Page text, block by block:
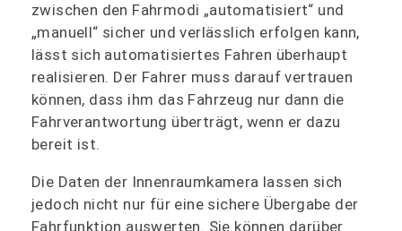
zwischen den Fahrmodi „automatisiert“ und
„manuell“ sicher und verlässlich erfolgen kann,
lässt sich automatisiertes Fahren überhaupt
realisieren. Der Fahrer muss darauf vertrauen
können, dass ihm das Fahrzeug nur dann die
Fahrverantwortung überträgt, wenn er dazu
bereit ist.
Die Daten der Innenraumkamera lassen sich
jedoch nicht nur für eine sichere Übergabe der
Fahrfunktion auswerten. Sie können darüber